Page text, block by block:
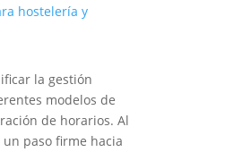
hostelería y
la gestión
modelos de
de horarios. Al
paso firme hacia